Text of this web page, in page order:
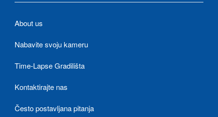
About us
Nabavite svoju kameru
Time-Lapse Gradilišta
Kontaktirajte nas
Često postavljana pitanja